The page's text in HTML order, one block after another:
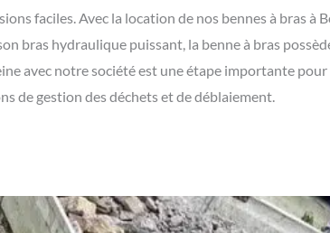
faciles. Avec la location de nos bennes à bras à
bras hydraulique puissant, la benne à bras
avec notre société est une étape importante
de gestion des déchets et de déblaiement.